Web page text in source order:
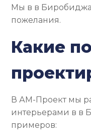
Мы в в
пожелания.
Какие
В АМ-Проект мы
интерьерами в в
примеров: